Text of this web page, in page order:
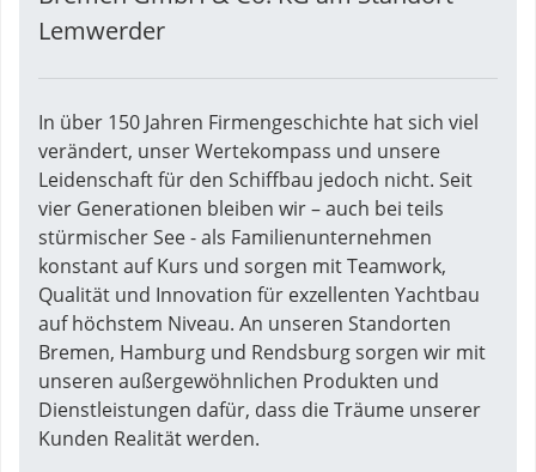
Lemwerder
In über 150 Jahren Firmengeschichte hat sich viel
verändert, unser Wertekompass und unsere
Leidenschaft für den Schiffbau jedoch nicht. Seit
vier Generationen bleiben wir – auch bei teils
stürmischer See - als Familienunternehmen
konstant auf Kurs und sorgen mit Teamwork,
Qualität und Innovation für exzellenten Yachtbau
auf höchstem Niveau. An unseren Standorten
Bremen, Hamburg und Rendsburg sorgen wir mit
unseren außergewöhnlichen Produkten und
Dienstleistungen dafür, dass die Träume unserer
Kunden Realität werden.